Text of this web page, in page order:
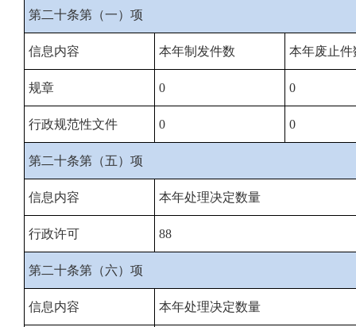
第二十条第（一）项
信息内容 本年制发件数 本年废止件
规章 0 0
行政规范性文件 0 0
第二十条第（五）项
信息内容 本年处理决定数量
行政许可 88
第二十条第（六）项
信息内容 本年处理决定数量